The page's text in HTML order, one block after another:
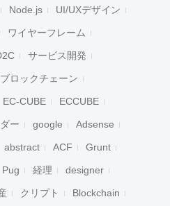
Node.js UI/UXデザイン
ワイヤーフレーム
サービス開発
ブロックチェーン
EC-CUBE ECCUBE
ー google Adsense
abstract ACF Grunt
Pug 経理 designer
クリプト Blockchain